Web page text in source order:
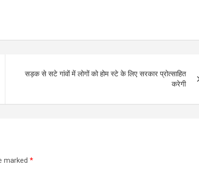
सड़क से सटे गांवों में लोगों को होम स्टे के लिए सरकार प्रोत्साहित
करेगी
marked *